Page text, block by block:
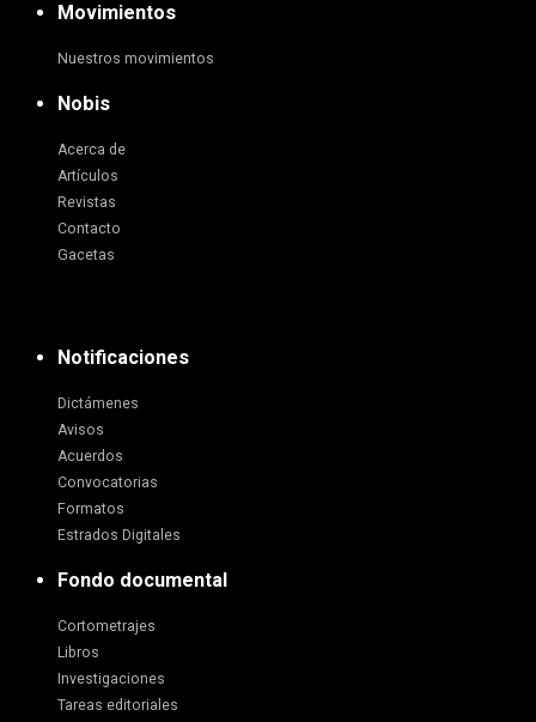
Movimientos
Nuestros movimientos
Nobis
Acerca de
Artículos
Revistas
Contacto
Gacetas
Notificaciones
Dictámenes
Avisos
Acuerdos
Convocatorias
Formatos
Estrados Digitales
Fondo documental
Cortometrajes
Libros
Investigaciones
Tareas editoriales